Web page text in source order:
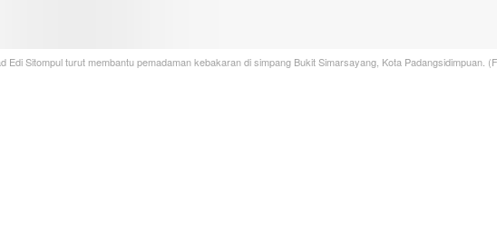
Edi Sitompul turut membantu pemadaman kebakaran di simpang Bukit Simarsayang, Kota Padangsidimpuan.